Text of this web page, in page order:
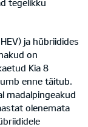
tegelikku
ja hübriidides
on
Kia 8
enne täitub.
madalpingeakud
olenemata